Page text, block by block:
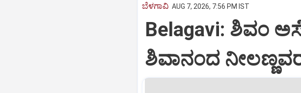
ಬೆಳಗಾವಿ AUG 7, 2026, 7:56 PM IST
Belagavi: ಶಿವಂ
ಶಿವಾನಂದ